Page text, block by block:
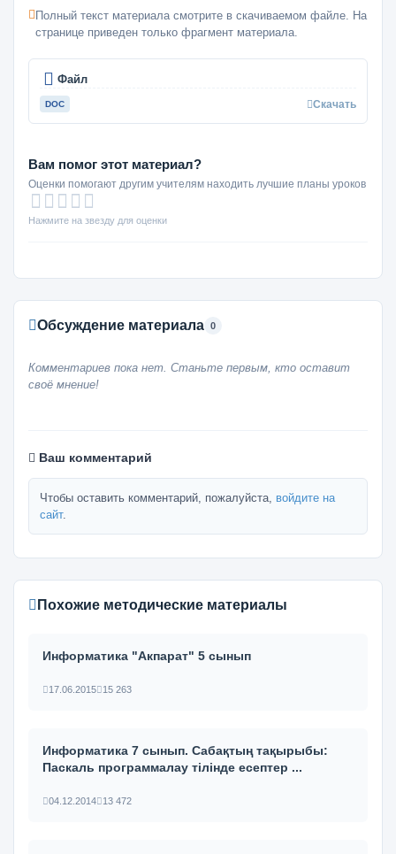
Полный текст материала смотрите в скачиваемом файле. На
странице приведен только фрагмент материала.
Файл
DOC Скачать
Вам помог этот материал?
Оценки помогают другим учителям находить лучшие планы уроков
Нажмите на звезду для оценки
Обсуждение материала 0
Комментариев пока нет. Станьте первым, кто оставит
своё мнение!
Ваш комментарий
Чтобы оставить комментарий, пожалуйста, войдите на
сайт.
Похожие методические материалы
Информатика "Акпарат" 5 сынып
17.06.2015 15 263
Информатика 7 сынып. Сабақтың тақырыбы:
Паскаль программалау тілінде есептер ...
04.12.2014 13 472